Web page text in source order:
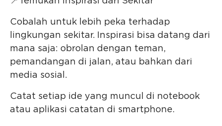
Cobalah untuk lebih peka terhadap
lingkungan sekitar. Inspirasi bisa datang dari
mana saja: obrolan dengan teman,
pemandangan di jalan, atau bahkan dari
media sosial.
Catat setiap ide yang muncul di notebook
atau aplikasi catatan di smartphone.